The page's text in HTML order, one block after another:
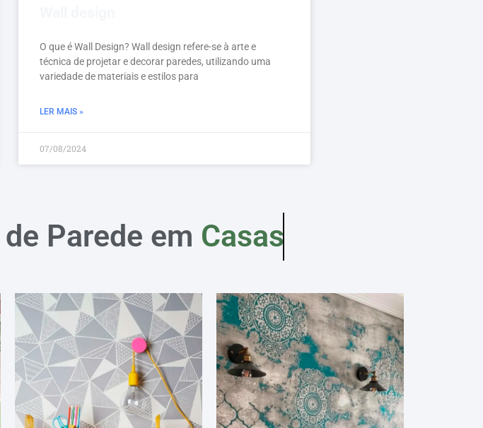
O que é Wall Design? Wall design refere-se à arte e
técnica de projetar e decorar paredes, utilizando uma
variedade de materiais e estilos para
LER MAIS »
07/08/2024
Parede em Casas